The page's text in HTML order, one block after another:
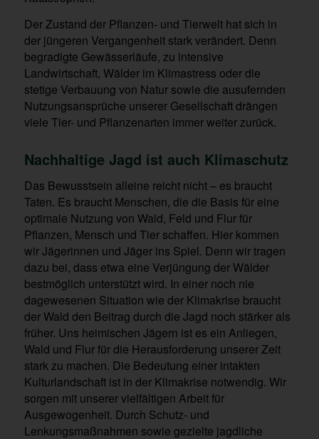
Der Zustand der Pflanzen- und Tierwelt hat sich in
der jüngeren Vergangenheit stark verändert. Denn
begradigte Gewässerläufe, zu intensive
Landwirtschaft, Wälder im Klimastress oder die
stetige Verbauung von Natur sowie die ausufernden
Nutzungsansprüche unserer Gesellschaft drängen
viele Tier- und Pflanzenarten immer weiter zurück.
Nachhaltige Jagd ist auch Klimaschutz
Das Bewusstsein alleine reicht nicht – es braucht
Taten. Es braucht Menschen, die die Basis für eine
optimale Nutzung von Wald, Feld und Flur für
Pflanzen, Mensch und Tier schaffen. Hier kommen
wir Jägerinnen und Jäger ins Spiel. Denn wir tragen
dazu bei, dass etwa eine Verjüngung der Wälder
bestmöglich unterstützt wird. In einer noch nie
dagewesenen Situation wie der Klimakrise braucht
der Wald den Beitrag durch die Jagd noch stärker als
früher. Uns heimischen Jägern ist es ein Anliegen,
Wald und Flur für die Herausforderung unserer Zeit
stark zu machen. Die Bedeutung einer intakten
Kulturlandschaft ist in der Klimakrise notwendig. Wir
sorgen mit unserer vielfältigen Arbeit für
Ausgewogenheit. Durch Schutz- und
Lenkungsmaßnahmen sowie gezielte jagdliche